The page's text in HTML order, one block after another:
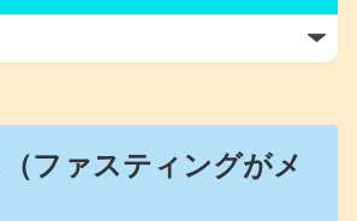
ファスティングがメ